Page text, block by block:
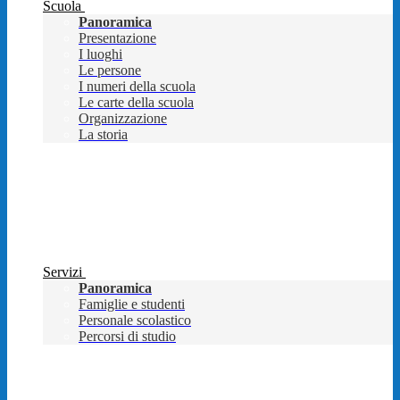
Scuola
Panoramica
Presentazione
I luoghi
Le persone
I numeri della scuola
Le carte della scuola
Organizzazione
La storia
Servizi
Panoramica
Famiglie e studenti
Personale scolastico
Percorsi di studio